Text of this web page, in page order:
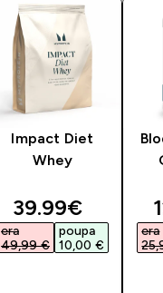
Impact Diet
Whey
discounted
39.99€‎
era
49,99 €‎
poupa
10,00 €‎
era